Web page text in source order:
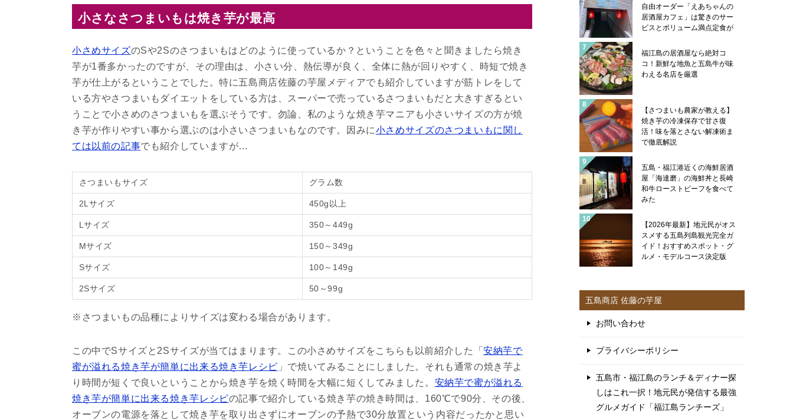
小さなさつまいもは焼き芋が最高
小さめサイズのSや2Sのさつまいもはどのように使っているか？ということを色々と聞きましたら焼き
芋が1番多かったのですが、その理由は、小さい分、熱伝導が良く、全体に熱が回りやすく、時短で焼き
芋が仕上がるということでした。特に五島商店佐藤の芋屋メディアでも紹介していますが筋トレをして
いる方やさつまいもダイエットをしている方は、スーパーで売っているさつまいもだと大きすぎるとい
うことで小さめのさつまいもを選ぶそうです。勿論、私のような焼き芋マニアも小さいサイズの方が焼
き芋が作りやすい事から選ぶのは小さいさつまいもなのです。因みに小さめサイズのさつまいもに関し
ては以前の記事でも紹介していますが…
さつまいもサイズ グラム数
2Lサイズ 450g以上
Lサイズ 350～449g
Mサイズ 150～349g
Sサイズ 100～149g
2Sサイズ 50～99g
※さつまいもの品種によりサイズは変わる場合があります。
この中でSサイズと2Sサイズが当てはまります。この小さめサイズをこちらも以前紹介した「安納芋で
蜜が溢れる焼き芋が簡単に出来る焼き芋レシピ 」で焼いてみることにしました。それも通常の焼き芋よ
り時間が短くで良いということから焼き芋を焼く時間を大幅に短くしてみました。 安納芋で蜜が溢れる
焼き芋が簡単に出来る焼き芋レシピの記事で紹介している焼き芋の焼き時間は、160℃で90分、その後、
オーブンの電源を落として焼き芋を取り出さずにオーブンの予熱で30分放置という内容だったかと思い
自由オーダー「えあちゃんの
居酒屋カフェ」は驚きのサー
ビスとボリューム満点定食が
福江島の居酒屋なら絶対コ
コ！新鮮な地魚と五島牛が味
わえる名店を厳選
【さつまいも農家が教える】
焼き芋の冷凍保存で甘さ復
活！味を落とさない解凍術ま
で徹底解説
五島・福江港近くの海鮮居酒
屋「海達磨」の海鮮丼と長崎
和牛ローストビーフを食べて
みた
【2026年最新】地元民がオス
スメする五島列島観光完全ガ
イド！おすすめスポット・グ
ルメ・モデルコース決定版
五島商店 佐藤の芋屋
お問い合わせ
プライバシーポリシー
五島市・福江島のランチ＆ディナー探
しはこれ一択！地元民が発信する最強
グルメガイド「福江島ランチーズ」